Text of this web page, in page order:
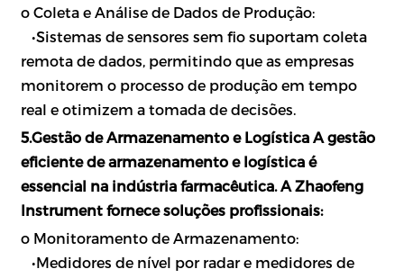
o Coleta e Análise de Dados de Produção:
•Sistemas de sensores sem fio suportam coleta
remota de dados, permitindo que as empresas
monitorem o processo de produção em tempo
real e otimizem a tomada de decisões.
5.Gestão de Armazenamento e Logística A gestão
eficiente de armazenamento e logística é
essencial na indústria farmacêutica. A Zhaofeng
Instrument fornece soluções profissionais:
o Monitoramento de Armazenamento:
•Medidores de nível por radar e medidores de